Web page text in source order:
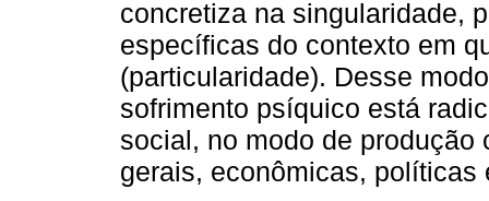
concretiza na singularidade,
específicas do contexto em
(particularidade). Desse
sofrimento psíquico está
social, no modo de
gerais, econômicas, políticas